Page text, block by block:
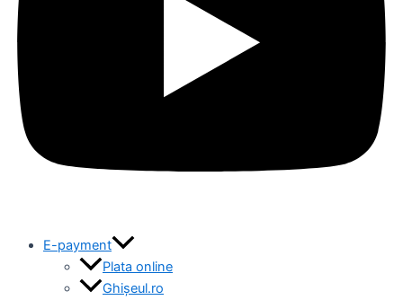
E-payment
Plata online
Ghișeul.ro